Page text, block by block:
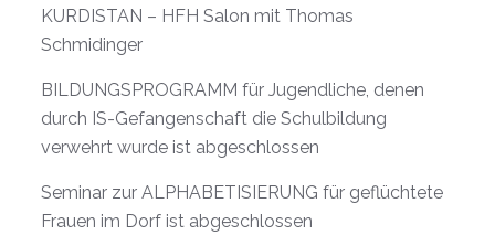
KURDISTAN – HFH Salon mit Thomas
Schmidinger
BILDUNGSPROGRAMM für Jugendliche, denen
durch IS-Gefangenschaft die Schulbildung
verwehrt wurde ist abgeschlossen
Seminar zur ALPHABETISIERUNG für geflüchtete
Frauen im Dorf ist abgeschlossen